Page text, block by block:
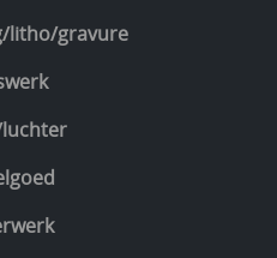
litho/gravure